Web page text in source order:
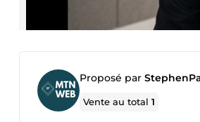
Proposé par
Vente au total1